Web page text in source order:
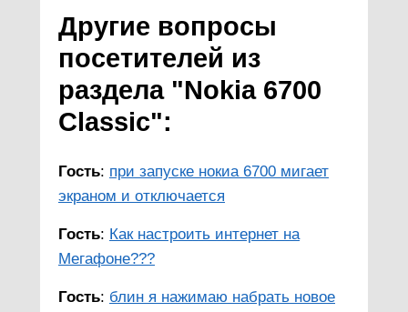
Другие вопросы
посетителей из
раздела "Nokia 6700
Classic":
Гость: при запуске нокиа 6700 мигает
экраном и отключается
Гость: Как настроить интернет на
Мегафоне???
Гость: блин я нажимаю набрать новое